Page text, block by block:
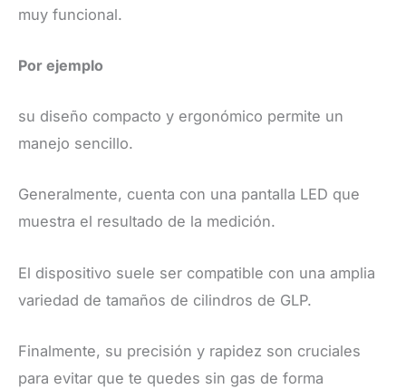
muy funcional.
Por ejemplo
su diseño compacto y ergonómico permite un
manejo sencillo.
Generalmente, cuenta con una pantalla LED que
muestra el resultado de la medición.
El dispositivo suele ser compatible con una amplia
variedad de tamaños de cilindros de GLP.
Finalmente, su precisión y rapidez son cruciales
para evitar que te quedes sin gas de forma